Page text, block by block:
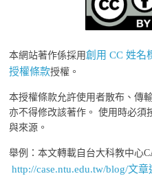
本網站著作係採用創用 CC 姓名
授權條款授權。
本授權條款允許使用者散布、傳
亦不得修改該著作。 使用時必須
與來源。
舉例：本文轉載自台大科教中心
http://case.ntu.edu.tw/blog/文章